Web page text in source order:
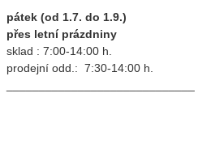
pátek (od 1.7. do 1.9.)
přes letní prázdniny
sklad : 7:00-14:00 h.
prodejní odd.: 7:30-14:00 h.